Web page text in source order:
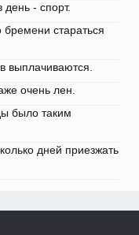
день - спорт.
бремени стараться
выплачиваются.
очень лен.
было таким
дней приезжать